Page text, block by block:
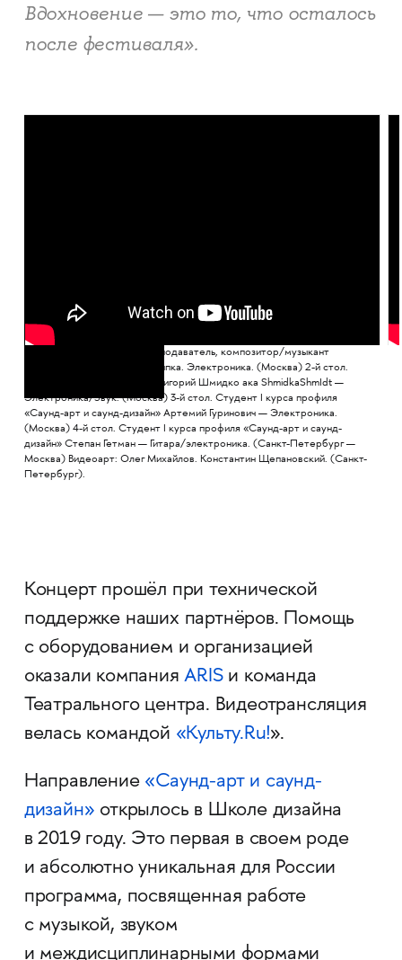
Вдохновение — это то, что осталось
после фестиваля».
1-й стол. Приглашенный преподаватель, композитор/музыкант
Евгений Вороновский — Скрипка. Электроника. (Москва) 2-й стол.
Музыкант/звукорежиссёр Григорий Шмидко ака ShmidkaShmIdt —
Электроника/Звук. (Москва) 3-й стол. Студент I курса профиля
«Саунд-арт и саунд-дизайн» Артемий Гуринович — Электроника.
(Москва) 4-й стол. Студент I курса профиля «Саунд-арт и саунд-
дизайн» Степан Гетман — Гитара/электроника. (Санкт-Петербург —
Москва) Видеоарт: Олег Михайлов. Константин Щепановский. (Санкт-
Петербург).
Концерт прошёл при технической
поддержке наших партнёров. Помощь
с оборудованием и организацией
оказали компанияARISи команда
Театрального центра. Видеотрансляция
велась командой «Культу.Ru!».
Направление «Саунд-арт и саунд-
дизайн» открылось в Школе дизайна
в 2019 году. Это первая в своем роде
и абсолютно уникальная для России
программа, посвященная работе
с музыкой, звуком
и междисциплинарными формами